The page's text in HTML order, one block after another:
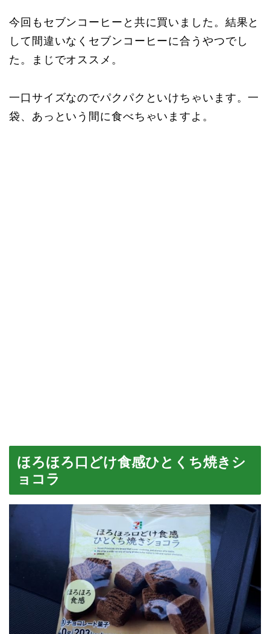
今回もセブンコーヒーと共に買いました。結果と
して間違いなくセブンコーヒーに合うやつでし
た。まじでオススメ。
一口サイズなのでパクパクといけちゃいます。一
袋、あっという間に食べちゃいますよ。
ほろほろ口どけ食感ひとくち焼きシ
ョコラ